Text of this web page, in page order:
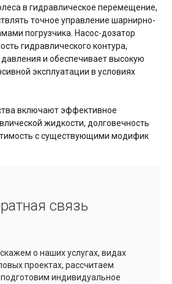
в гидравлическое перемещение,
точное управление шарнирно-
погрузчика. Насос-дозатор
гидравлического контура,
и обеспечивает высокую
эксплуатации в условиях
включают эффективное
жидкости, долговечность
с существующими модифик
связь
о наших услугах, видах
проектах, рассчитаем
индивидуальное